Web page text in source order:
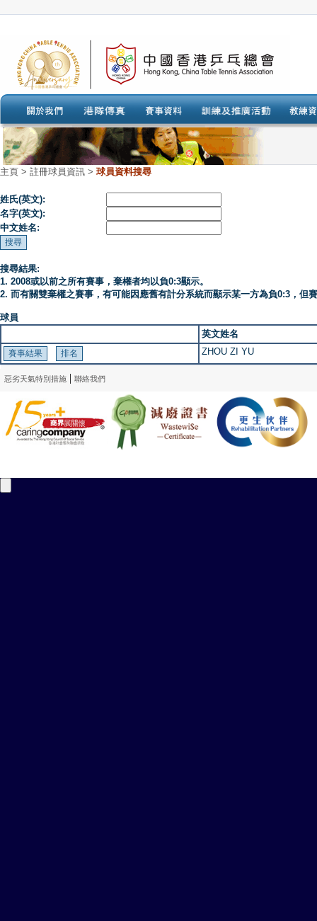
主頁 > 註冊球員資訊 > 球員資料搜尋
姓氏(英文):
名字(英文):
中文姓名:
搜尋結果:
1. 2008或以前之所有賽事，棄權者均以負0:3顯示。
2. 而有關雙棄權之賽事，有可能因應舊有計分系統而顯示某一方為負0:3，但
球員
英文姓名
ZHOU ZI YU